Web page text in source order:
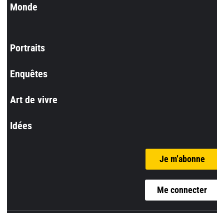
Monde
Portraits
Enquêtes
Art de vivre
Idées
Je m’abonne
Me connecter